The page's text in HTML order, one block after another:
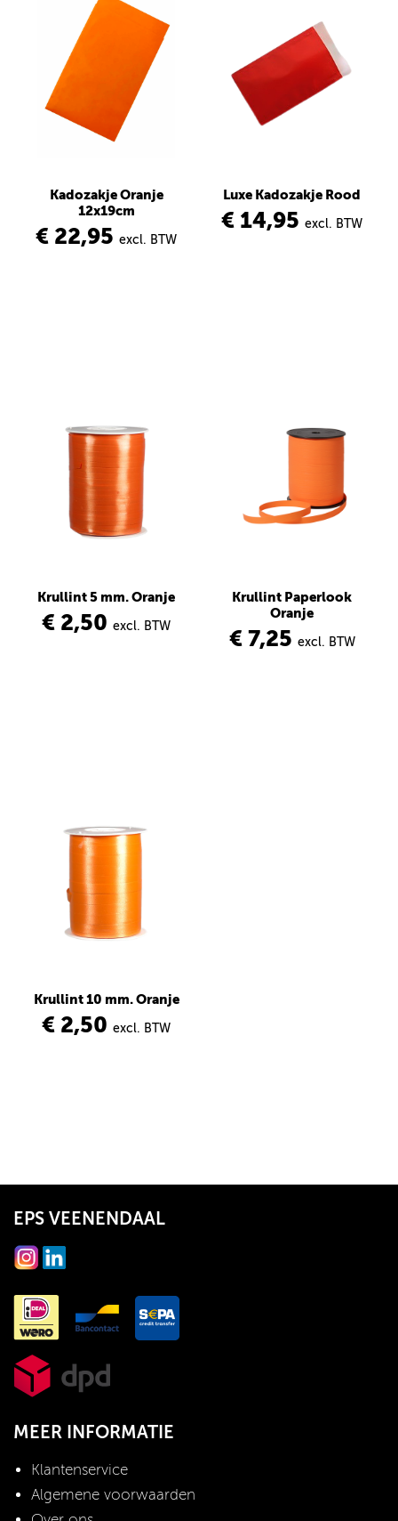
Kadozakje Oranje
12x19cm
€ 22,95 excl. BTW
Luxe Kadozakje Rood
€ 14,95 excl. BTW
Krullint 5 mm. Oranje
€ 2,50 excl. BTW
Krullint Paperlook
Oranje
€ 7,25 excl. BTW
Krullint 10 mm. Oranje
€ 2,50 excl. BTW
EPS VEENENDAAL
MEER INFORMATIE
Klantenservice
Algemene voorwaarden